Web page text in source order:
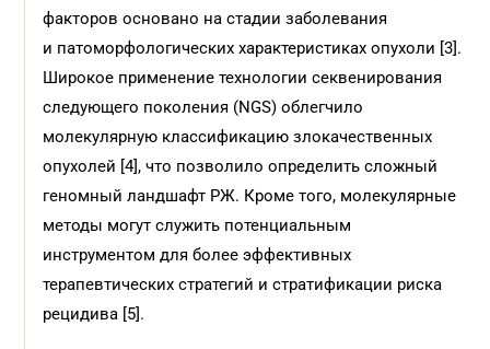
факторов основано на стадии заболевания
и патоморфологических характеристиках опухоли [3].
Широкое применение технологии секвенирования
следующего поколения (NGS) облегчило
молекулярную классификацию злокачественных
опухолей [4], что позволило определить сложный
геномный ландшафт РЖ. Кроме того, молекулярные
методы могут служить потенциальным
инструментом для более эффективных
терапевтических стратегий и стратификации риска
рецидива [5].